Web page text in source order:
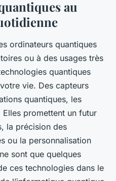
au
ordinateurs quantiques
ou à des usages très
quantiques
vie. Des capteurs
quantiques, les
promettent un futur
la précision des
ou la personnalisation
sont que quelques
ces technologies dans le